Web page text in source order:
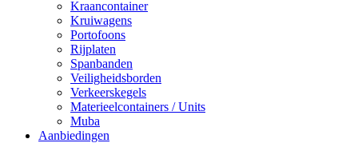
Kraancontainer
Kruiwagens
Portofoons
Rijplaten
Spanbanden
Veiligheidsborden
Verkeerskegels
Materieelcontainers / Units
Muba
Aanbiedingen